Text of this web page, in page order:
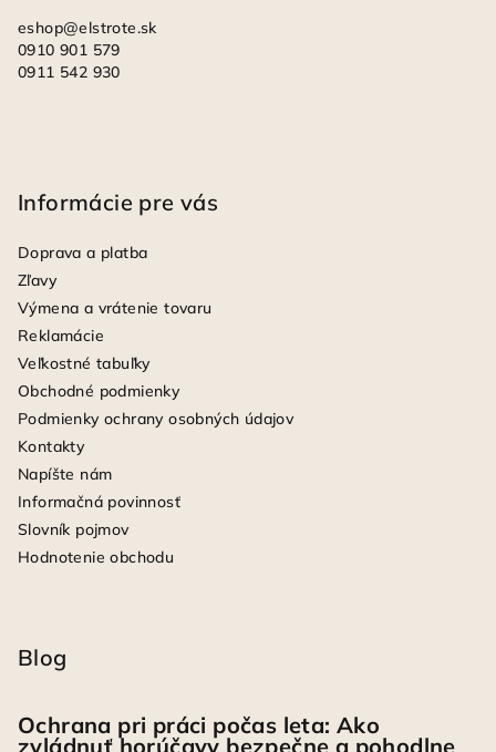
eshop@elstrote.sk
0910 901 579
0911 542 930
Informácie pre vás
Doprava a platba
Zľavy
Výmena a vrátenie tovaru
Reklamácie
Veľkostné tabuľky
Obchodné podmienky
Podmienky ochrany osobných údajov
Kontakty
Napíšte nám
Informačná povinnosť
Slovník pojmov
Hodnotenie obchodu
Blog
Ochrana pri práci počas leta: Ako
zvládnuť horúčavy bezpečne a pohodlne